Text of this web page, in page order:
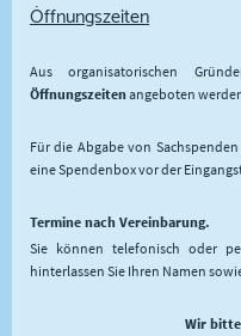
Öffnungszeiten
Aus organisatorischen
Öffnungszeitenangeboten
Für die Abgabe von
eine Spendenbox vor der
Termine nach Vereinbarung.
Sie können telefonisch oder
hinterlassen Sie Ihren Namen
Wir